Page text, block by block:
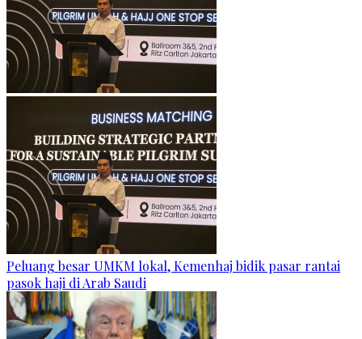
Peluang besar UMKM lokal, Kemenhaj bidik pasar rantai
pasok haji di Arab Saudi